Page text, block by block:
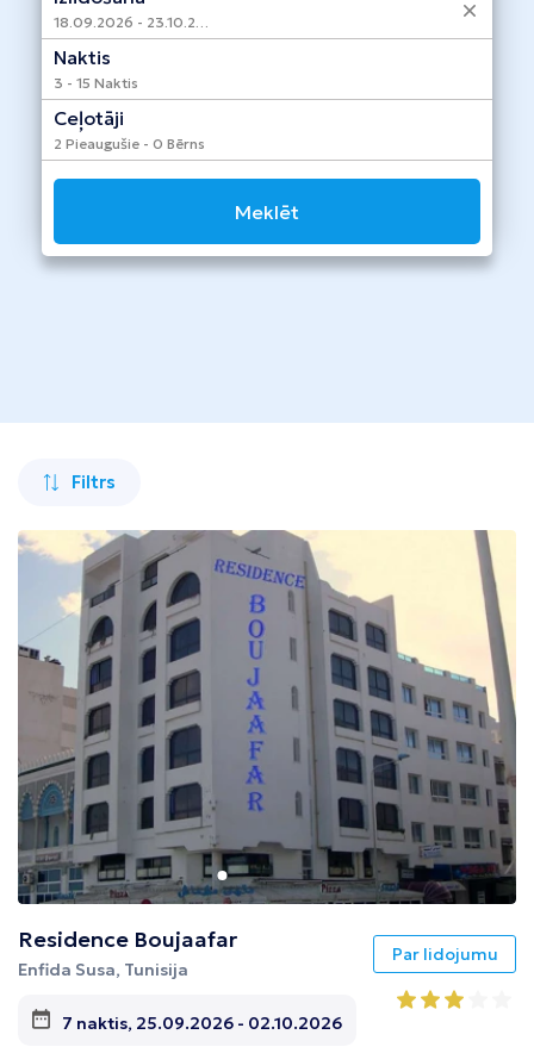
Taizeme
Turcija
Apvienotie Arābu Emirāti
Itālija
Dominikānas Republika
Šrilanka
Tunisija
Albānija
18.09.2026 - 23.10.2026
Naktis
3 - 15 Naktis
Ceļotāji
2 Pieaugušie - 0 Bērns
Meklēt
Filtrs
Residence Boujaafar
Enfida Susa, Tunisija
7 naktis, 25.09.2026 - 02.10.2026
Par lidojumu